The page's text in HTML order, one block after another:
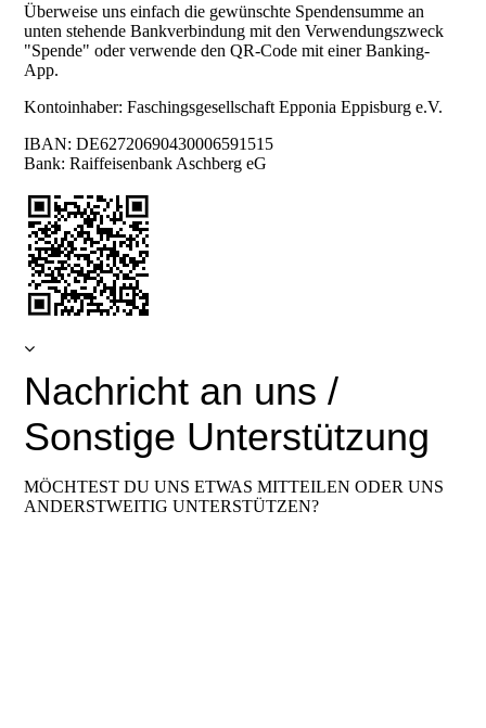
Überweise uns einfach die gewünschte Spendensumme an
unten stehende Bankverbindung mit den Verwendungszweck
"Spende" oder verwende den QR-Code mit einer Banking-
App.
Kontoinhaber: Faschingsgesellschaft Epponia Eppisburg e.V.
IBAN: DE62720690430006591515
Bank: Raiffeisenbank Aschberg eG
Nachricht an uns /
Sonstige Unterstützung
MÖCHTEST DU UNS ETWAS MITTEILEN ODER UNS
ANDERSTWEITIG UNTERSTÜTZEN?